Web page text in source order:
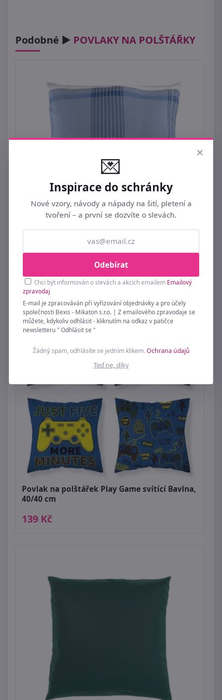
Podobné ► POVLAKY NA POLŠTÁŘKY
Povlak na polštář saténový PALOMAR modrý
Povlak na polštářek Play Game svítící Bavlna,
40/40 cm
139 Kč
×
💌
Inspirace do schránky
Nové vzory, návody a nápady na šití, pletení a
tvoření – a první se dozvíte o slevách.
Odebírat
Chci být informován o slevách a akcích emailem Emailový
zpravodaj
E-mail je zpracováván při vyřizování objednávky a pro účely
společnosti Bexis - Mikaton s.r.o. | Z emailového zpravodaje se
můžete, kdykoliv odhlásit - kliknutím na odkaz v patičce
newsletteru " Odhlásit se "
Žádný spam, odhlásíte se jedním klikem.Ochrana údajů
Teď ne, díky